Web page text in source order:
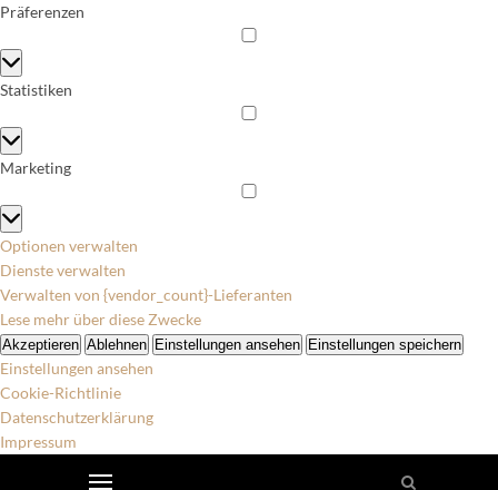
Präferenzen
Präferenzen
Statistiken
Statistiken
Marketing
Marketing
Optionen verwalten
Dienste verwalten
Verwalten von {vendor_count}-Lieferanten
Lese mehr über diese Zwecke
Akzeptieren Ablehnen Einstellungen ansehen Einstellungen speichern
Einstellungen ansehen
Cookie-Richtlinie
Datenschutzerklärung
Impressum